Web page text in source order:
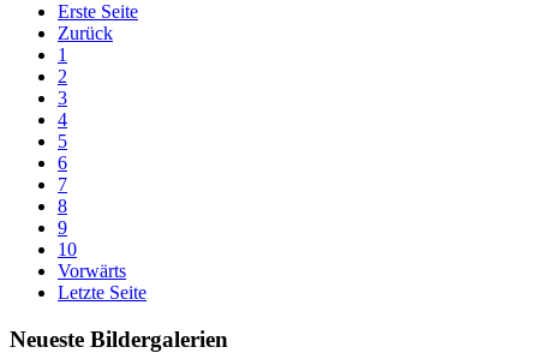
Erste Seite
Zurück
1
2
3
4
5
6
7
8
9
10
Vorwärts
Letzte Seite
Neueste Bildergalerien